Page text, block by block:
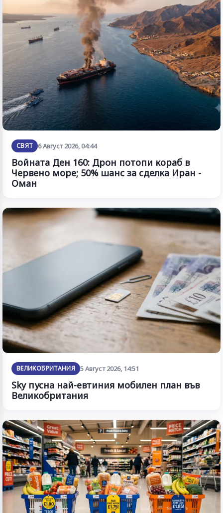
СВЯТ 6 Август 2026, 04:44
Войната Ден 160: Дрон потопи кораб в
Червено море; 50% шанс за сделка Иран -
Оман
ВЕЛИКОБРИТАНИЯ 5 Август 2026, 14:51
Sky пусна най-евтиния мобилен план във
Великобритания